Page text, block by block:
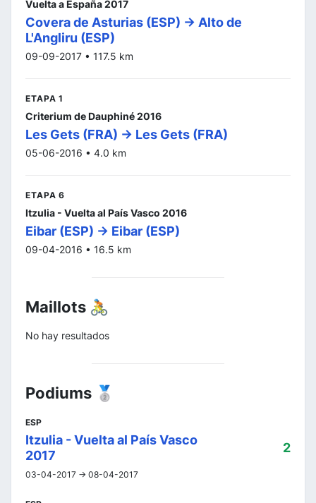
Vuelta a España 2017
Covera de Asturias (ESP) -> Alto de
L'Angliru (ESP)
09-09-2017 • 117.5 km
ETAPA 1
Criterium de Dauphiné 2016
Les Gets (FRA) -> Les Gets (FRA)
05-06-2016 • 4.0 km
ETAPA 6
Itzulia - Vuelta al País Vasco 2016
Eibar (ESP) -> Eibar (ESP)
09-04-2016 • 16.5 km
Maillots 🚴
No hay resultados
Podiums 🥈
ESP
Itzulia - Vuelta al País Vasco
2017
03-04-2017 -> 08-04-2017
2